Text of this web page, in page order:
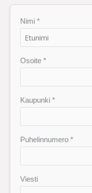
Nimi *
Osoite *
Kaupunki *
Puhelinnumero *
Viesti